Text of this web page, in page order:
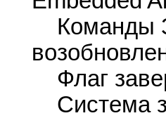
Команды
Флаг
Система